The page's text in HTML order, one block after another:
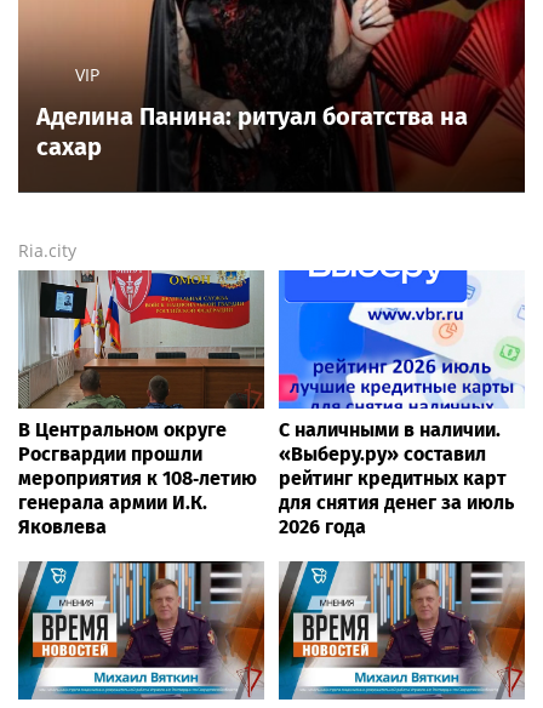
VIP
Аделина Панина: ритуал богатства на
сахар
Ria.city
В Центральном округе
Росгвардии прошли
мероприятия к 108‑летию
генерала армии И.К.
Яковлева
С наличными в наличии.
«Выберу.ру» составил
рейтинг кредитных карт
для снятия денег за июль
2026 года